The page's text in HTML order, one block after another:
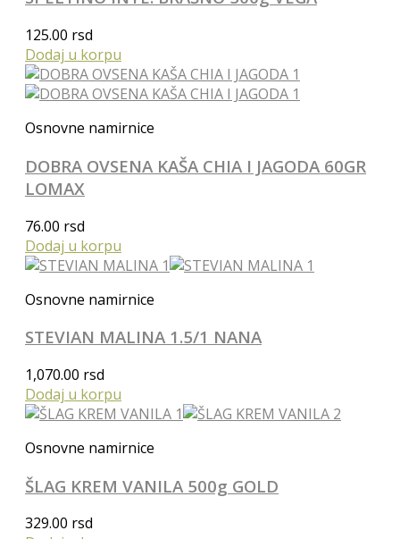
125.00 rsd
Dodaj u korpu
Osnovne namirnice
DOBRA OVSENA KAŠA CHIA I JAGODA 60GR
LOMAX
76.00 rsd
Dodaj u korpu
Osnovne namirnice
STEVIAN MALINA 1.5/1 NANA
1,070.00 rsd
Dodaj u korpu
Osnovne namirnice
ŠLAG KREM VANILA 500g GOLD
329.00 rsd